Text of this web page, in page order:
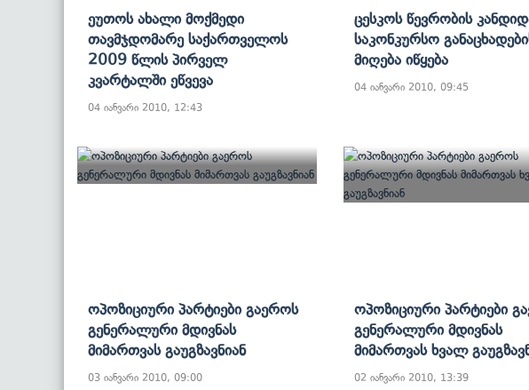
Ეუთოს Ახალი Მოქმედი
Თავმჯდომარე Საქართველოს
2009 Წლის Პირველ
Კვარტალში Ეწვევა
04 იანვარი 2010, 12:43
Ცესკოს Წევრობის
Საკონკურსო
Მიღება Იწყება
04 იანვარი 2010, 09:45
Ოპოზიციური Პარტიები Გაეროს
Გენერალური Მდივნას
Მიმართვას Გაუგზავნიან
03 იანვარი 2010, 09:00
Ოპოზიციური Პარტიები
Გენერალური Მდივნას
Მიმართვას Ხვალ
02 იანვარი 2010, 13:39